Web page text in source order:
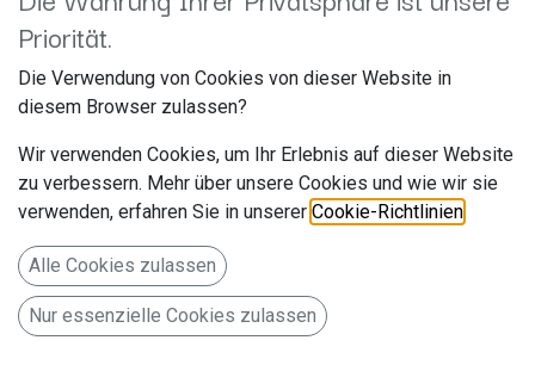
Caratec Smart-D Sat-Antenne
CASAT500S (50cm), Dark
Edition in grau
Hersteller: Caratec
Artikelnummer: CASAT500S.04
Caratec GmbH
Cal-Bosch-Str. 7
Priorität.
Die Verwendung von Cookies von dieser Website in
diesem Browser zulassen?
Wir verwenden Cookies, um Ihr Erlebnis auf dieser Website
zu verbessern. Mehr über unsere Cookies und wie wir sie
verwenden, erfahren Sie in unserer Cookie-Richtlinien
Alle Cookies zulassen
Nur essenzielle Cookies zulassen